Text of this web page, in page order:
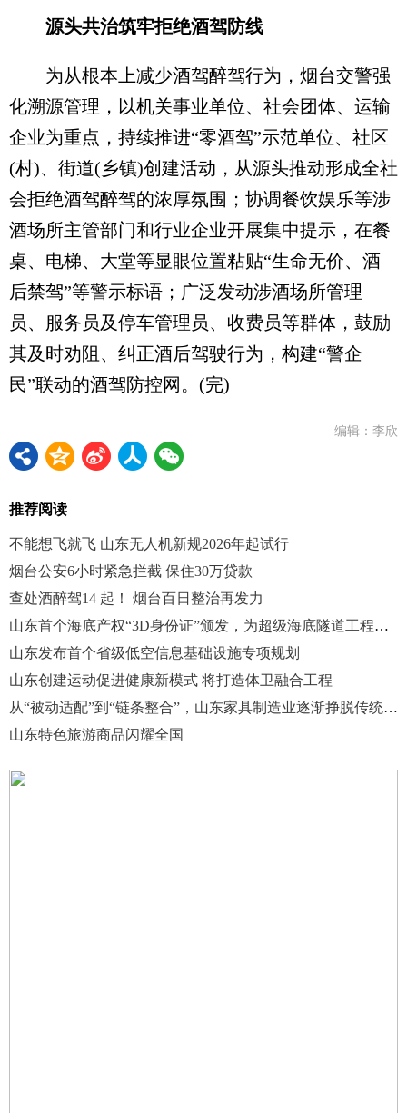
源头共治筑牢拒绝酒驾防线
为从根本上减少酒驾醉驾行为，烟台交警强
化溯源管理，以机关事业单位、社会团体、运输
企业为重点，持续推进“零酒驾”示范单位、社区
(村)、街道(乡镇)创建活动，从源头推动形成全社
会拒绝酒驾醉驾的浓厚氛围；协调餐饮娱乐等涉
酒场所主管部门和行业企业开展集中提示，在餐
桌、电梯、大堂等显眼位置粘贴“生命无价、酒
后禁驾”等警示标语；广泛发动涉酒场所管理
员、服务员及停车管理员、收费员等群体，鼓励
其及时劝阻、纠正酒后驾驶行为，构建“警企
民”联动的酒驾防控网。(完)
编辑：李欣
推荐阅读
不能想飞就飞 山东无人机新规2026年起试行
烟台公安6小时紧急拦截 保住30万贷款
查处酒醉驾14 起！ 烟台百日整治再发力
山东首个海底产权“3D身份证”颁发，为超级海底隧道工程护航
山东发布首个省级低空信息基础设施专项规划
山东创建运动促进健康新模式 将打造体卫融合工程
从“被动适配”到“链条整合”，山东家具制造业逐渐挣脱传统路径
山东特色旅游商品闪耀全国